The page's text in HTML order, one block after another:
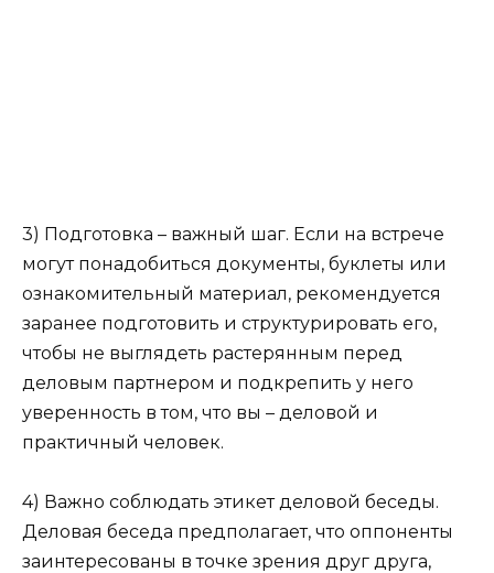
3) Подготовка – важный шаг. Если на встрече
могут понадобиться документы, буклеты или
ознакомительный материал, рекомендуется
заранее подготовить и структурировать его,
чтобы не выглядеть растерянным перед
деловым партнером и подкрепить у него
уверенность в том, что вы – деловой и
практичный человек.
4) Важно соблюдать этикет деловой беседы.
Деловая беседа предполагает, что оппоненты
заинтересованы в точке зрения друг друга,